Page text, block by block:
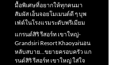
มื้อพิเศษที่อยากให้ทุกคนมา
สัมผัส เอ็นจอยโมเมนต์ดี ๆ บุพ
เฟ่ต์ในโรงแรมระดับพรีเมียม
แกรนด์สิริ​ รีสอร์ท​ เขาใหญ่​-
Grandsiri​ Resort​ Khaoyaiนอน
หลับสบาย…ขยายครอบครัว แก
รนด์สิริ รีสอร์ท เขาใหญ่ ใส่ใจ